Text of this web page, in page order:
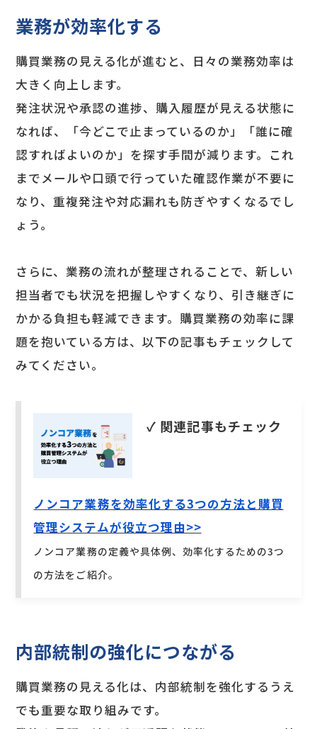
業務が効率化する
購買業務の見える化が進むと、日々の業務効率は
大きく向上します。
発注状況や承認の進捗、購入履歴が見える状態に
なれば、「今どこで止まっているのか」「誰に確
認すればよいのか」を探す手間が減ります。これ
までメールや口頭で行っていた確認作業が不要に
なり、重複発注や対応漏れも防ぎやすくなるでし
ょう。
さらに、業務の流れが整理されることで、新しい
担当者でも状況を把握しやすくなり、引き継ぎに
かかる負担も軽減できます。購買業務の効率に課
題を抱いている方は、以下の記事もチェックして
みてください。
✓ 関連記事もチェック
ノンコア業務を効率化する3つの方法と購買
管理システムが役立つ理由>>
ノンコア業務の定義や具体例、効率化するための3つ
の方法をご紹介。
内部統制の強化につながる
購買業務の見える化は、内部統制を強化するうえ
でも重要な取り組みです。